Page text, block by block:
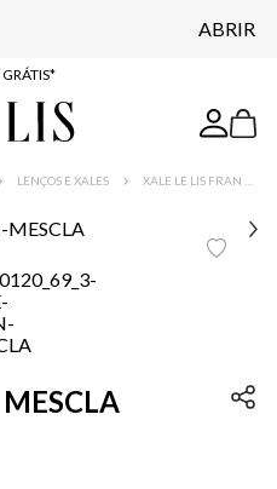
ABRIR
O APP
LENÇOS E XALES